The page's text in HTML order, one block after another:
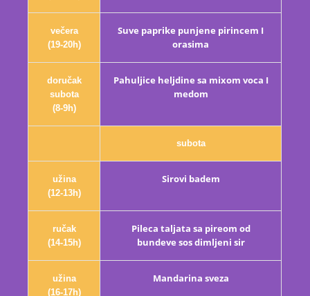
večera
(19-20h)
Suve paprike punjene pirincem I
orasima
doručak
subota
(8-9h)
Pahuljice heljdine sa mixom voca I
medom
subota
užina
(12-13h)
Sirovi badem
ručak
(14-15h)
Pileca taljata sa pireom od
bundeve sos dimljeni sir
užina
(16-17h)
Mandarina sveza